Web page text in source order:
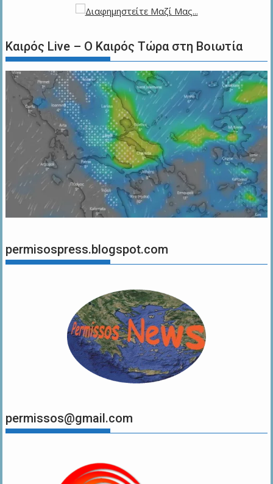
Καιρός Live – Ο Καιρός Τώρα στη Βοιωτία
permisospress.blogspot.com
permissos@gmail.com